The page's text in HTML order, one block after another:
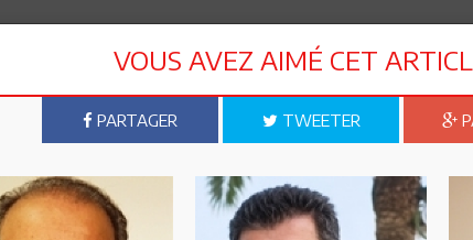
après??? Qu'en est-il ressorti de concret? de deux choses l'une:
je veux bien croire) mais il est un grand naïf et ignore la
... ne peut strictement rien faire. Où Hammami fait
pour des raisons d'intérêts personnel... Après tout n'a-t-
Jouerait-il sur tous les tableaux dans l'espoir de décrocher un
à reconquérir ce qui reste des RCDistes non encore
VOUS AVEZ AIMÉ CET
PARTAGER TWEETER